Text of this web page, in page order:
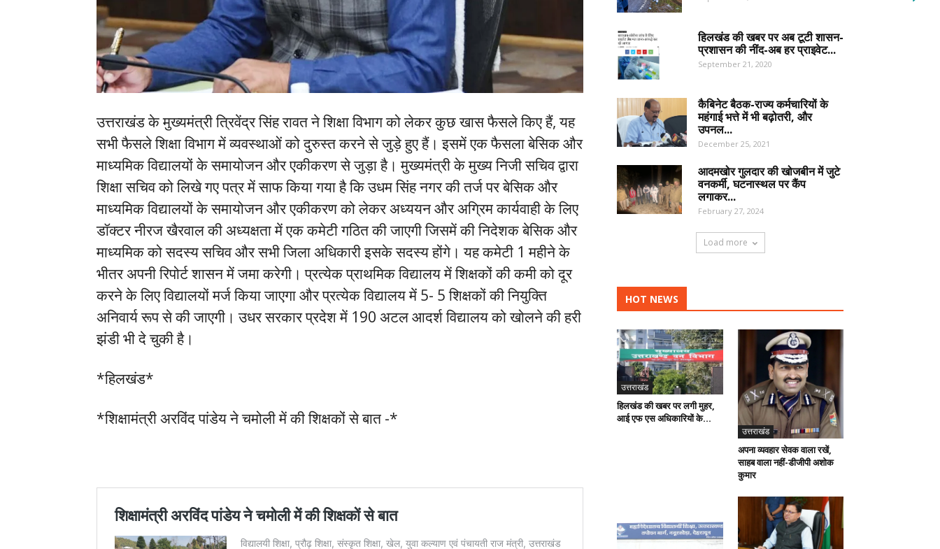
उत्तराखंड के मुख्यमंत्री त्रिवेंद्र सिंह रावत ने शिक्षा विभाग को लेकर कुछ खास फैसले किए हैं, यह
सभी फैसले शिक्षा विभाग में व्यवस्थाओं को दुरुस्त करने से जुड़े हुए हैं। इसमें एक फैसला बेसिक और
माध्यमिक विद्यालयों के समायोजन और एकीकरण से जुड़ा है। मुख्यमंत्री के मुख्य निजी सचिव द्वारा
शिक्षा सचिव को लिखे गए पत्र में साफ किया गया है कि उधम सिंह नगर की तर्ज पर बेसिक और
माध्यमिक विद्यालयों के समायोजन और एकीकरण को लेकर अध्ययन और अग्रिम कार्यवाही के लिए
डॉक्टर नीरज खैरवाल की अध्यक्षता में एक कमेटी गठित की जाएगी जिसमें की निदेशक बेसिक और
माध्यमिक को सदस्य सचिव और सभी जिला अधिकारी इसके सदस्य होंगे। यह कमेटी 1 महीने के
भीतर अपनी रिपोर्ट शासन में जमा करेगी। प्रत्येक प्राथमिक विद्यालय में शिक्षकों की कमी को दूर
करने के लिए विद्यालयों मर्ज किया जाएगा और प्रत्येक विद्यालय में 5- 5 शिक्षकों की नियुक्ति
अनिवार्य रूप से की जाएगी। उधर सरकार प्रदेश में 190 अटल आदर्श विद्यालय को खोलने की हरी
झंडी भी दे चुकी है।
*हिलखंड*
*शिक्षामंत्री अरविंद पांडेय ने चमोली में की शिक्षकों से बात -*
हिलखंड की खबर पर अब टूटी शासन-
प्रशासन की नींद-अब हर प्राइवेट...
September 21, 2020
कैबिनेट बैठक-राज्य कर्मचारियों के
महंगाई भत्ते में भी बढ़ोतरी, और
उपनल...
December 25, 2021
आदमखोर गुलदार की खोजबीन में जुटे
वनकर्मी, घटनास्थल पर कैंप
लगाकर...
February 27, 2024
Load more
HOT NEWS
उत्तराखंड
हिलखंड की खबर पर लगी मुहर,
आई एफ एस अधिकारियों के...
उत्तराखंड
अपना व्यवहार सेवक वाला रखें,
साहब वाला नहीं-डीजीपी अशोक
कुमार